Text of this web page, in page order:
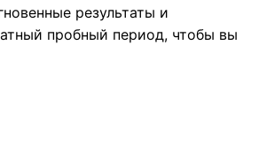
результаты и
пробный период, чтобы вы